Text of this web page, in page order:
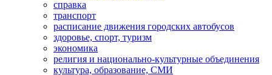
справка
транспорт
расписание движения городских автобусов
здоровье, спорт, туризм
экономика
религия и национально-культурные объединения
культура, образование, СМИ